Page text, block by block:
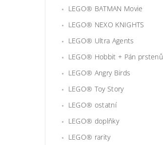
LEGO® BATMAN Movie
LEGO® NEXO KNIGHTS
LEGO® Ultra Agents
LEGO® Hobbit + Pán prstenů
LEGO® Angry Birds
LEGO® Toy Story
LEGO® ostatní
LEGO® doplňky
LEGO® rarity